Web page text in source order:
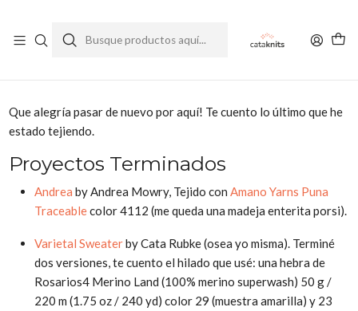
Que alegría pasar de nuevo por aquí! Te cuento lo último que he
estado tejiendo.
Proyectos Terminados
Andrea by Andrea Mowry, Tejido conAmano Yarns Puna
Traceablecolor 4112 (me queda una madeja enterita porsi).
Varietal Sweaterby Cata Rubke (osea yo misma). Terminé
dos versiones, te cuento el hilado que usé: una hebra de
Rosarios4 Merino Land (100% merino superwash) 50 g /
220 m (1.75 oz / 240 yd) color 29 (muestra amarilla) y 23